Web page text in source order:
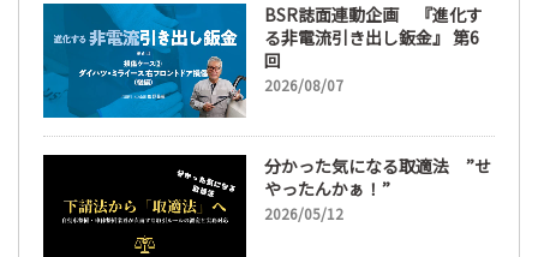
BSR誌面連動企画 『進化す
る非電流引き出し鈑金』 第6
回
2026/08/07
分かった気になる取適法 ”せ
やったんかぁ！”
2026/05/12